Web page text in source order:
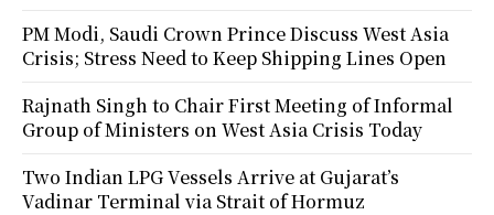
PM Modi, Saudi Crown Prince Discuss West Asia
Crisis; Stress Need to Keep Shipping Lines Open
Rajnath Singh to Chair First Meeting of Informal
Group of Ministers on West Asia Crisis Today
Two Indian LPG Vessels Arrive at Gujarat’s
Vadinar Terminal via Strait of Hormuz